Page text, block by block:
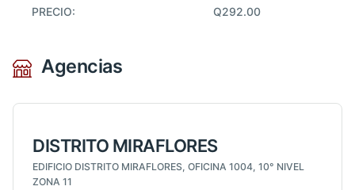
PRECIO: Q292.00
Agencias
DISTRITO MIRAFLORES
EDIFICIO DISTRITO MIRAFLORES, OFICINA 1004, 10° NIVEL
ZONA 11